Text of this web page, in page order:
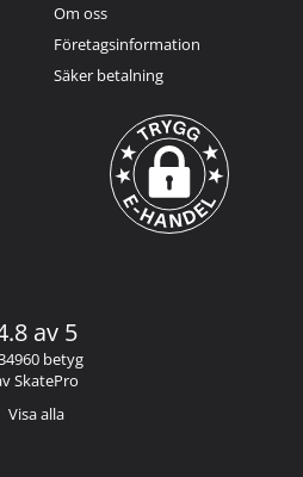
Om oss
Företagsinformation
Säker betalning
av 5
betyg
SkatePro
Visa alla